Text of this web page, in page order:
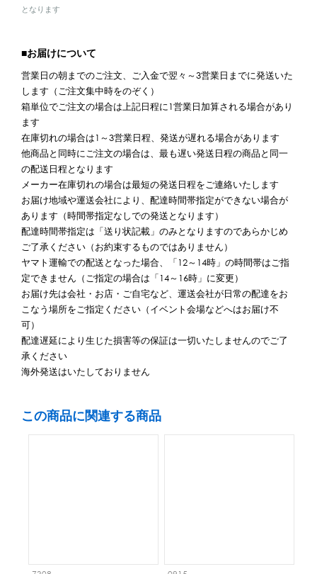
となります
■お届けについて
営業日の朝までのご注文、ご入金で翌々～3営業日までに発送いた
します（ご注文集中時をのぞく）
箱単位でご注文の場合は上記日程に1営業日加算される場合があり
ます
在庫切れの場合は1～3営業日程、発送が遅れる場合があります
他商品と同時にご注文の場合は、最も遅い発送日程の商品と同一
の配送日程となります
メーカー在庫切れの場合は最短の発送日程をご連絡いたします
お届け地域や運送会社により、配達時間帯指定ができない場合が
あります（時間帯指定なしでの発送となります）
配達時間帯指定は「送り状記載」のみとなりますのであらかじめ
ご了承ください（お約束するものではありません）
ヤマト運輸での配送となった場合、「12～14時」の時間帯はご指
定できません（ご指定の場合は「14～16時」に変更）
お届け先は会社・お店・ご自宅など、運送会社が日常の配達をお
こなう場所をご指定ください（イベント会場などへはお届け不
可）
配達遅延により生じた損害等の保証は一切いたしませんのでご了
承ください
海外発送はいたしておりません
この商品に関連する商品